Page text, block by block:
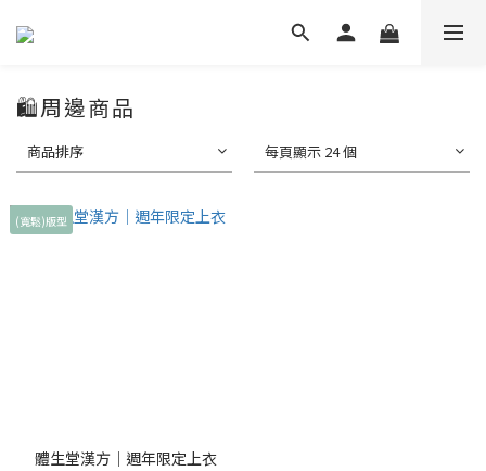
🛍️周邊商品
商品排序 每頁顯示 24 個
(寬鬆)版型
體生堂漢方｜週年限定上衣